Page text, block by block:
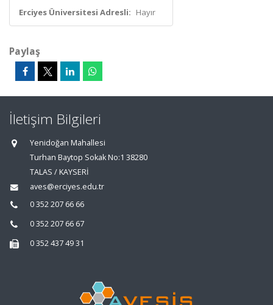
Erciyes Üniversitesi Adresli: Hayır
Paylaş
İletişim Bilgileri
Yenidoğan Mahallesi
Turhan Baytop Sokak No:1 38280
TALAS / KAYSERİ
aves@erciyes.edu.tr
0 352 207 66 66
0 352 207 66 67
0 352 437 49 31